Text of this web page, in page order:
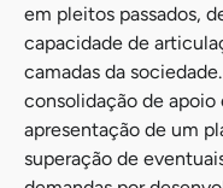
em pleitos passados,
capacidade de
camadas da
consolidação de
apresentação de um
superação de